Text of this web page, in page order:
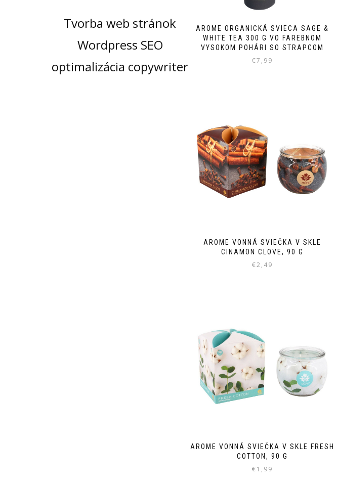
AROME ORGANICKÁ SVIECA SAGE &
WHITE TEA 300 G VO FAREBNOM
VYSOKOM POHÁRI SO STRAPCOM
€7,99
AROME VONNÁ SVIEČKA V SKLE
CINAMON CLOVE, 90 G
€2,49
AROME VONNÁ SVIEČKA V SKLE FRESH
COTTON, 90 G
€1,99
Tvorba web stránok
Wordpress SEO
optimalizácia copywriter